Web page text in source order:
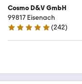
Cosmo D&V GmbH
99817 Eisenach
4.9 Sterne
(242)